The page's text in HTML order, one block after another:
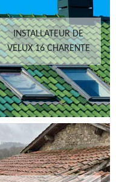
INSTALLATEUR DE
VELUX 16 CHARENTE